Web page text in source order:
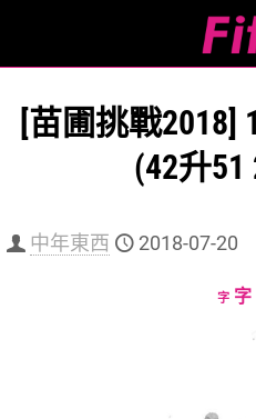
[苗圃挑戰2018]
(42升51
中年東西 2018-07-20
字 字